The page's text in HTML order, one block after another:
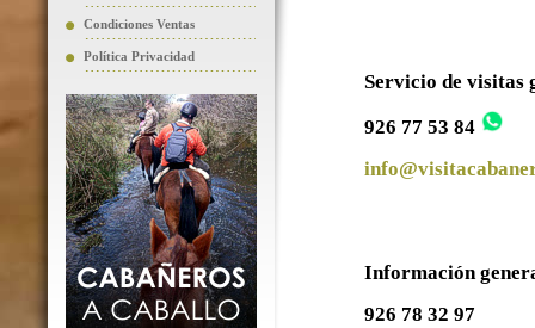
Condiciones Ventas
Política Privacidad
Servicio de visitas
926 77 53 84
Información
926 78 32 97